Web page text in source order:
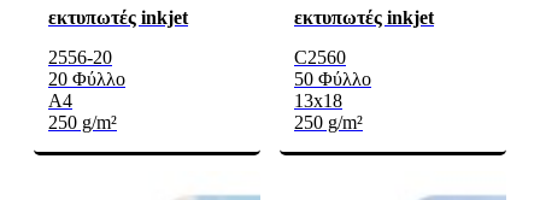
εκτυπωτές inkjet
2556-20
20 Φύλλο
A4
250 g/m²
εκτυπωτές inkjet
C2560
50 Φύλλο
13x18
250 g/m²